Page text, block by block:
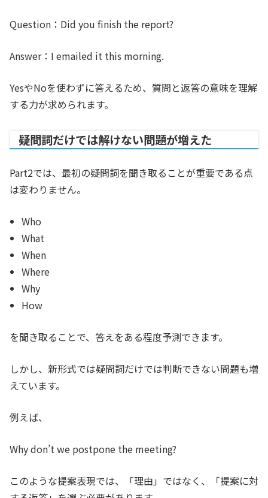
Question： Did you finish the report?
Answer： I emailed it this morning.
YesやNoを使わずに答えるため、質問と返答の意味を理解
する力が求められます。
疑問詞だけでは解けない問題が増えた
Part2では、最初の疑問詞を聞き取ることが重要である点
は変わりません。
Who
What
When
Where
Why
How
を聞き取ることで、答えをある程度予測できます。
しかし、新形式では疑問詞だけでは判断できない問題も増
えています。
例えば、
Why don’t we postpone the meeting?
このような提案表現では、「理由」ではなく、「提案に対